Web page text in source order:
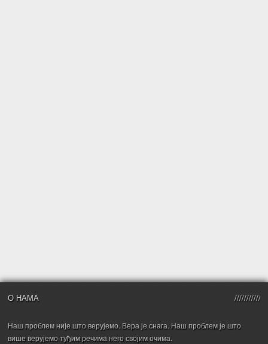
О НАМА
Наш проблем није што верујемо. Вера је снага. Наш проблем је што
више верујемо туђим речима него својим очима.